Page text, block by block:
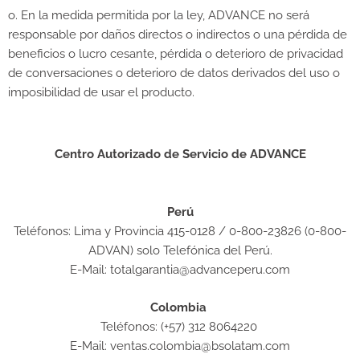
o. En la medida permitida por la ley, ADVANCE no será
responsable por daños directos o indirectos o una pérdida de
beneficios o lucro cesante, pérdida o deterioro de privacidad
de conversaciones o deterioro de datos derivados del uso o
imposibilidad de usar el producto.
Centro Autorizado de Servicio de ADVANCE
Perú
Teléfonos: Lima y Provincia 415-0128 / 0-800-23826 (0-800-
ADVAN) solo Telefónica del Perú.
E-Mail: totalgarantia@advanceperu.com
Colombia
Teléfonos: (+57) 312 8064220
E-Mail: ventas.colombia@bsolatam.com